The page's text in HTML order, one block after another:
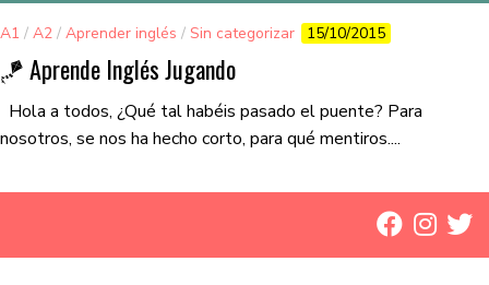
A1 / A2 / Aprender inglés / Sin categorizar 15/10/2015
🪁 Aprende Inglés Jugando
Hola a todos, ¿Qué tal habéis pasado el puente? Para
nosotros, se nos ha hecho corto, para qué mentiros....